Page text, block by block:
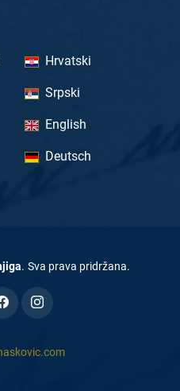
Hrvatski
Srpski
English
Deutsch
. Sva prava pridržana.